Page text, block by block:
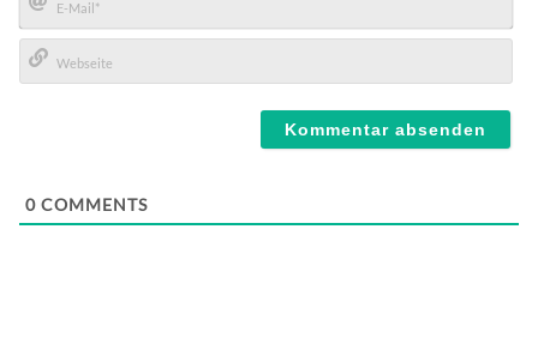
E-
Mail*
0 COMMENTS